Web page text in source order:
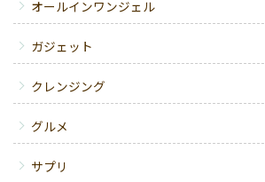
オールインワンジェル
ガジェット
クレンジング
グルメ
サプリ